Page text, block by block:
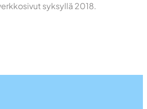
syksyllä 2018.